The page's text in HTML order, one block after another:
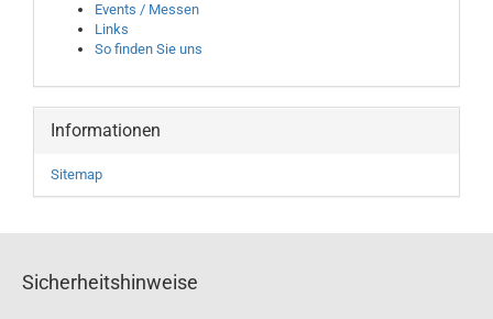
Events / Messen
Links
So finden Sie uns
Informationen
Sitemap
Sicherheitshinweise